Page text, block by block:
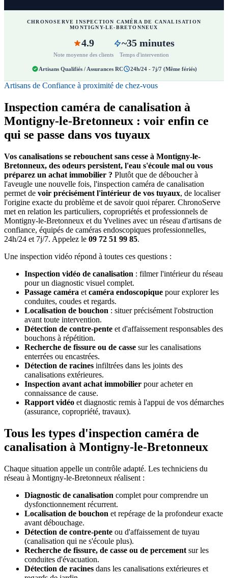
CHRONOSERVE INSPECTION CAMÉRA DE CANALISATION
MONTIGNY-LE-BRETONNEUX
4.9
Note moyenne des clients
~35 minutes
Temps d'intervention
Artisans Qualifiés / Assurances RC 24h/24 - 7j/7 (Même fériés)
Artisans de Confiance à proximité de chez-vous
Inspection caméra de canalisation à
Montigny-le-Bretonneux : voir enfin ce
qui se passe dans vos tuyaux
Vos canalisations se rebouchent sans cesse à Montigny-le-
Bretonneux, des odeurs persistent, l'eau s'écoule mal ou vous
préparez un achat immobilier ? Plutôt que de déboucher à
l'aveugle une nouvelle fois, l'inspection caméra de canalisation
permet de voir précisément l'intérieur de vos tuyaux, de localiser
l'origine exacte du problème et de savoir quoi réparer. ChronoServe
met en relation les particuliers, copropriétés et professionnels de
Montigny-le-Bretonneux et du Yvelines avec un réseau d'artisans de
confiance, équipés de caméras endoscopiques professionnelles,
24h/24 et 7j/7. Appelez le 09 72 51 99 85.
Une inspection vidéo répond à toutes ces questions :
Inspection vidéo de canalisation : filmer l'intérieur du réseau
pour un diagnostic visuel complet.
Passage caméra et caméra endoscopique pour explorer les
conduites, coudes et regards.
Localisation de bouchon : situer précisément l'obstruction
avant toute intervention.
Détection de contre-pente et d'affaissement responsables des
bouchons à répétition.
Recherche de fissure ou de casse sur les canalisations
enterrées ou encastrées.
Détection de racines infiltrées dans les joints des
canalisations extérieures.
Inspection avant achat immobilier pour acheter en
connaissance de cause.
Rapport vidéo et diagnostic remis à l'appui de vos démarches
(assurance, copropriété, travaux).
Tous les types d'inspection caméra de
canalisation à Montigny-le-Bretonneux
Chaque situation appelle un contrôle adapté. Les techniciens du
réseau à Montigny-le-Bretonneux réalisent :
Diagnostic de canalisation complet pour comprendre un
dysfonctionnement récurrent.
Localisation de bouchon et repérage de la profondeur exacte
avant débouchage.
Détection de contre-pente ou d'affaissement de tuyau
(canalisation qui ne s'écoule plus).
Recherche de fissure, de casse ou de percement sur les
conduites d'évacuation.
Détection de racines dans les canalisations extérieures et